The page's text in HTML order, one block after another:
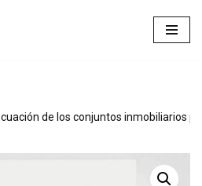
de los conjuntos inmobiliarios